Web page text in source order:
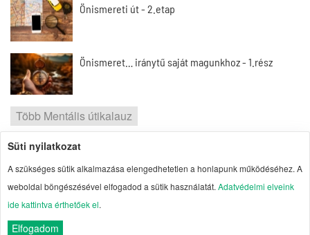
Önismereti út - 2.etap
Önismeret… iránytű saját magunkhoz - 1.rész
Több Mentális útikalauz
Szerzői jogok| Adatvédelmi elvek| Süti
kezelés
Süti nyilatkozat
A szükséges sütik alkalmazása elengedhetetlen a honlapunk működéséhez. A
weboldal böngészésével elfogadod a sütik használatát. Adatvédelmi elveink
ide kattintva érthetőek el.
Elfogadom